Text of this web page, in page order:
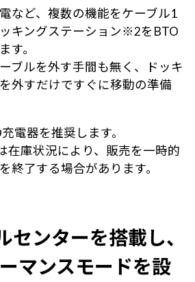
など、複数の機能をケーブル1
キングステーション※2をBTO
す。
ブルを外す手間も無く、ドッキ
外すだけですぐに移動の準備
電器を推奨します。
在庫状況により、販売を一時的
終了する場合があります。
センターを搭載し、
マンスモードを設